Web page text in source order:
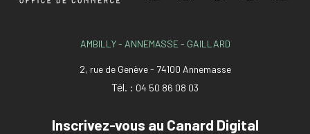
AMBILLY - ANNEMASSE - GAILLARD
2, rue de Genève - 74100 Annemasse
Tél. : 04 50 86 08 03
Inscrivez-vous au Canard Digital